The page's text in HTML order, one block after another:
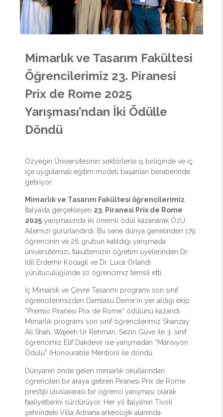
Mimarlık ve Tasarım Fakültesi
Öğrencilerimiz 23. Piranesi
Prix de Rome 2025
Yarışması’ndan İki Ödülle
Döndü
Özyeğin Üniversitesinin sektörlerle iş birliğinde ve iç
içe uygulamalı eğitim modeli başarıları beraberinde
getiriyor.
Mimarlık ve Tasarım Fakültesi öğrencilerimiz
İtalya’da gerçekleşen 23. Piranesi Prix de Rome
2025 yarışmasında iki önemli ödül kazanarak ÖzÜ
Ailemizi gururlandırdı. Bu sene dünya genelinden 179
öğrencinin ve 26 grubun katıldığı yarışmada
üniversitemizi, fakültemizin öğretim üyelerinden Dr.
İdil Erdemir Kocagil ve Dr. Luca Orlandi
yürütücülüğünde 10 öğrencimiz temsil etti.
İç Mimarlık ve Çevre Tasarımı programı son sınıf
öğrencilerimizden Damlasu Demir’in yer aldığı ekip
“Premio Piranesi Prix de Rome” ödülünü kazandı.
Mimarlık programı son sınıf öğrencilerimiz Shanzay
Ali Shah, Wajeeh Ur Rehman, Sezin Güve ile 3. sınıf
öğrencimiz Elif Dakdevir ise yarışmadan “Mansiyon
Ödülü” (Honourable Mention) ile döndü.
Dünyanın önde gelen mimarlık okullarından
öğrencileri bir araya getiren Piranesi Prix de Rome,
prestijli uluslararası bir öğrenci yarışması olarak
faaliyetlerini sürdürüyor. Her yıl İtalya’nın Tivoli
şehrindeki Villa Adriana arkeolojik alanında